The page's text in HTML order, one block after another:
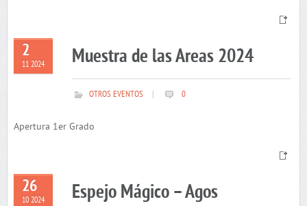
2
11 2024 Muestra de las Areas 2024
OTROS EVENTOS 0
Apertura 1er Grado
26
10 2024 Espejo Mágico – Agos